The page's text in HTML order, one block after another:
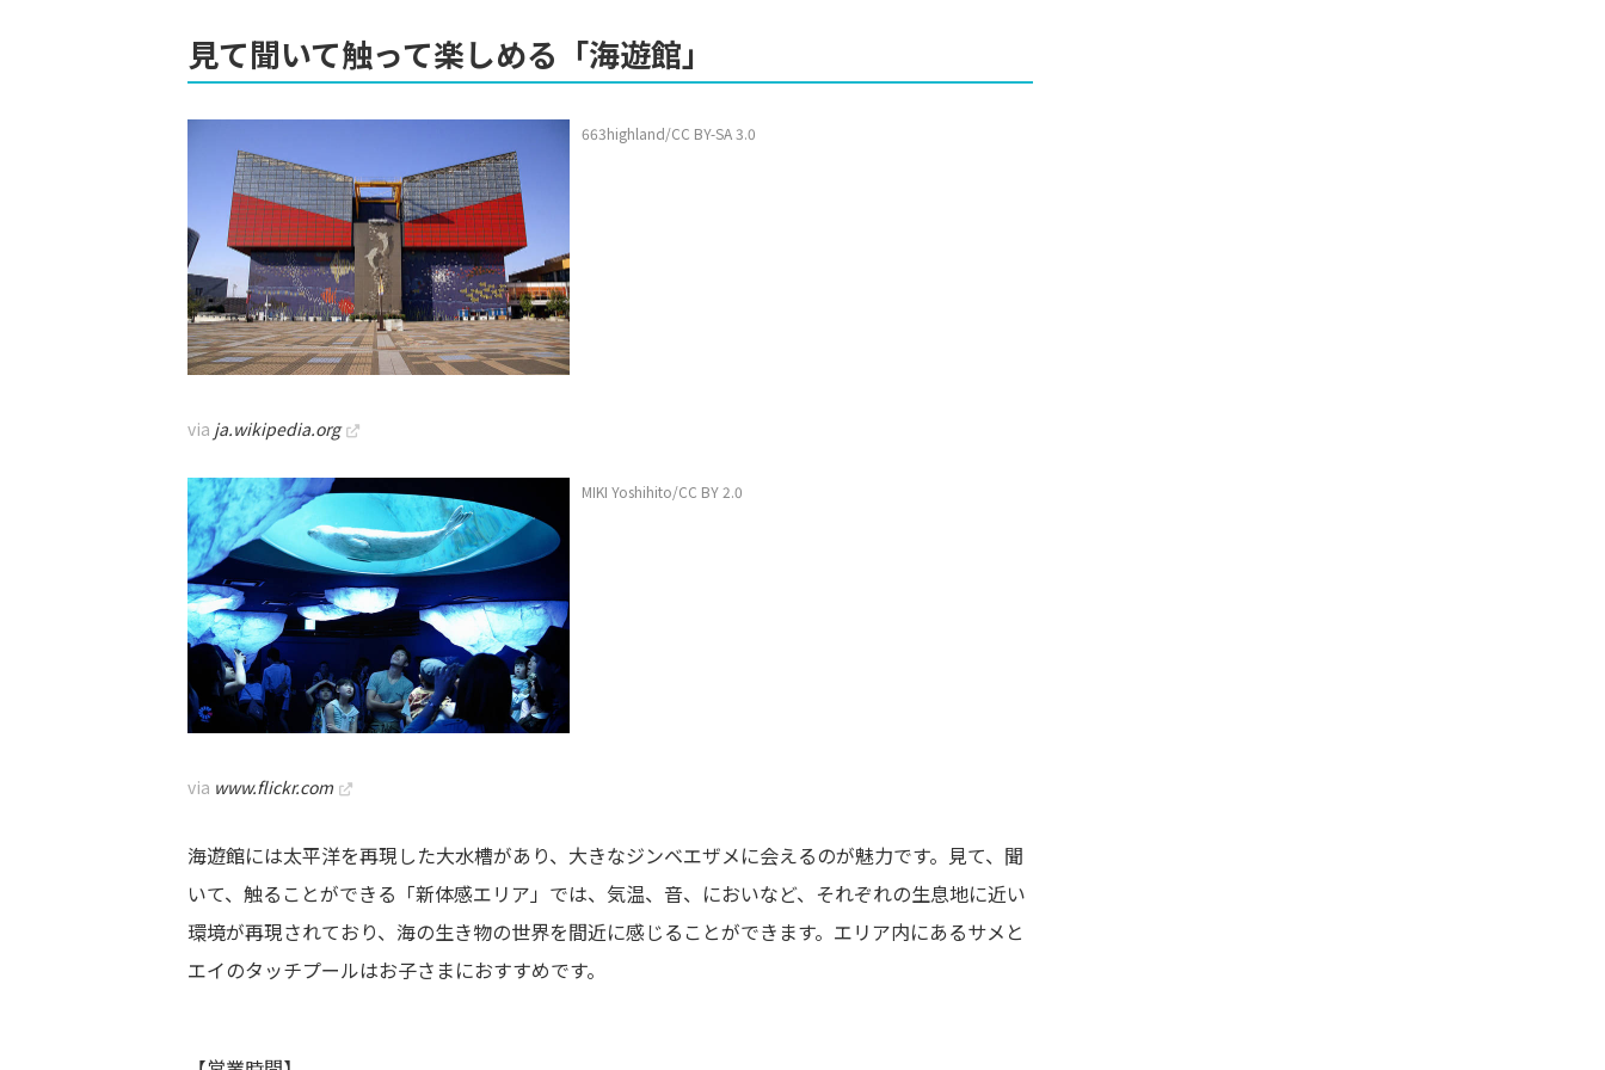
見て聞いて触って楽しめる「海遊館」
663highland/CC BY-SA 3.0
via ja.wikipedia.org
MIKI Yoshihito/CC BY 2.0
via www.flickr.com
海遊館には太平洋を再現した大水槽があり、大きなジンベエザメに会えるのが魅力です。見て、聞
いて、触ることができる「新体感エリア」では、気温、音、においなど、それぞれの生息地に近い
環境が再現されており、海の生き物の世界を間近に感じることができます。エリア内にあるサメと
エイのタッチプールはお子さまにおすすめです。